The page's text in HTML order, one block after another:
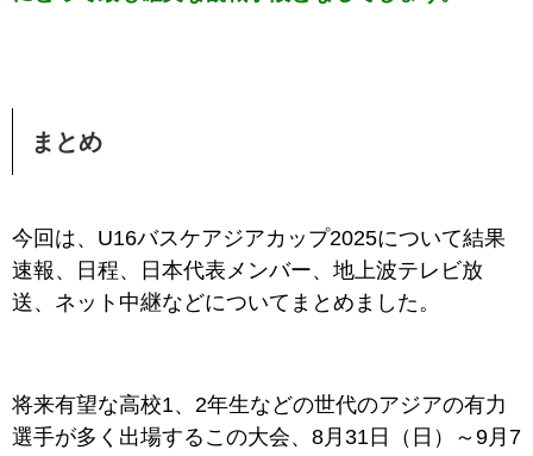
まとめ
今回は、 U16バスケアジアカップ2025について結果
速報、日程、日本代表メンバー、地上波テレビ放
送、ネット中継などについてまとめました。
将来有望な高校1、2年生などの世代のアジアの有力
選手が多く出場するこの大会、 8月31日（日）～9月7